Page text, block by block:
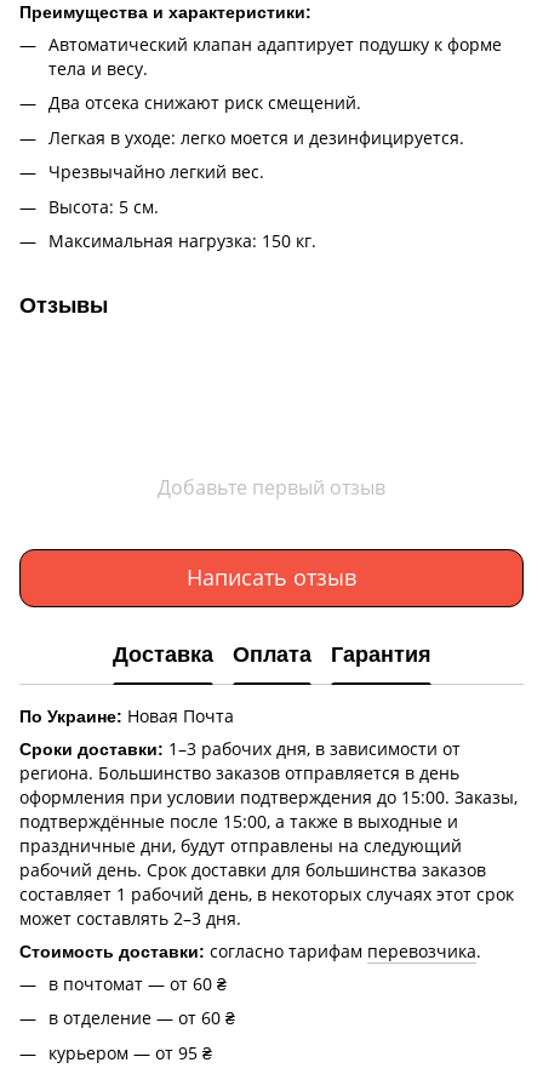
Преимущества и характеристики:
Автоматический клапан адаптирует подушку к форме
тела и весу.
Два отсека снижают риск смещений.
Легкая в уходе: легко моется и дезинфицируется.
Чрезвычайно легкий вес.
Высота: 5 см.
Максимальная нагрузка: 150 кг.
Отзывы
Добавьте первый отзыв
Написать отзыв
Доставка Оплата Гарантия
По Украине: Новая Почта
Сроки доставки: 1–3 рабочих дня, в зависимости от
региона. Большинство заказов отправляется в день
оформления при условии подтверждения до 15:00. Заказы,
подтверждённые после 15:00, а также в выходные и
праздничные дни, будут отправлены на следующий
рабочий день. Срок доставки для большинства заказов
составляет 1 рабочий день, в некоторых случаях этот срок
может составлять 2–3 дня.
Стоимость доставки: согласно тарифам перевозчика.
в почтомат — от 60 ₴
в отделение — от 60 ₴
курьером — от 95 ₴